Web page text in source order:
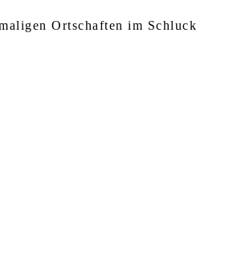
Ortschaften im Schluck